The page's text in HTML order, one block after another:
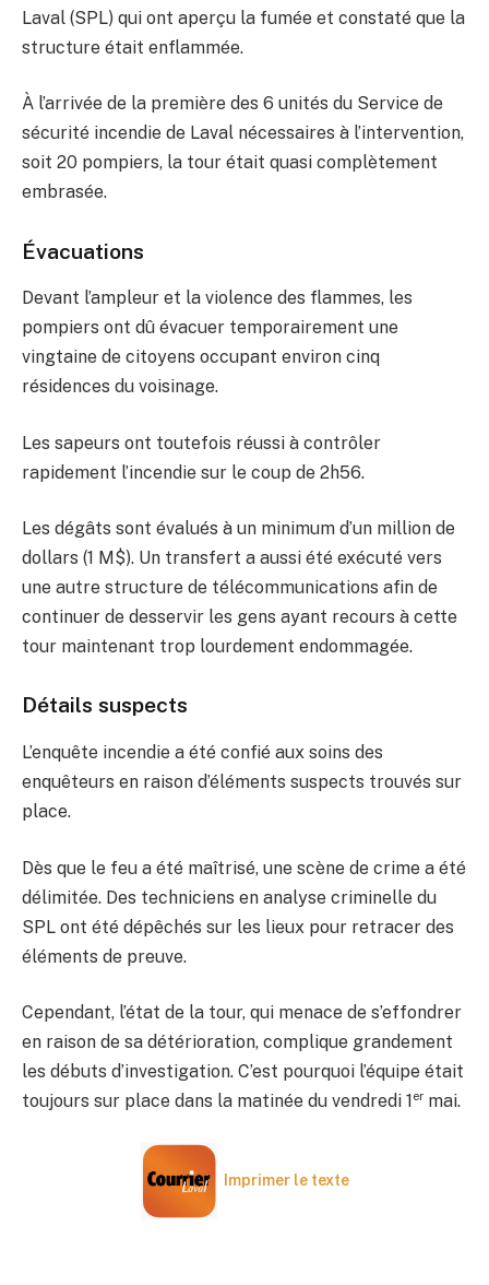
Laval (SPL) qui ont aperçu la fumée et constaté que la
structure était enflammée.
À l’arrivée de la première des 6 unités du Service de
sécurité incendie de Laval nécessaires à l’intervention,
soit 20 pompiers, la tour était quasi complètement
embrasée.
Évacuations
Devant l’ampleur et la violence des flammes, les
pompiers ont dû évacuer temporairement une
vingtaine de citoyens occupant environ cinq
résidences du voisinage.
Les sapeurs ont toutefois réussi à contrôler
rapidement l’incendie sur le coup de 2h56.
Les dégâts sont évalués à un minimum d’un million de
dollars (1 M$). Un transfert a aussi été exécuté vers
une autre structure de télécommunications afin de
continuer de desservir les gens ayant recours à cette
tour maintenant trop lourdement endommagée.
Détails suspects
L’enquête incendie a été confié aux soins des
enquêteurs en raison d’éléments suspects trouvés sur
place.
Dès que le feu a été maîtrisé, une scène de crime a été
délimitée. Des techniciens en analyse criminelle du
SPL ont été dépêchés sur les lieux pour retracer des
éléments de preuve.
Cependant, l’état de la tour, qui menace de s’effondrer
en raison de sa détérioration, complique grandement
les débuts d’investigation. C’est pourquoi l’équipe était
toujours sur place dans la matinée du vendredi 1 er mai.
Imprimer le texte